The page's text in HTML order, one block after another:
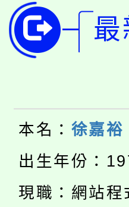
代理(課)
公告本
代理(課)
轉知中
《
程，歡
心理、
系所師
轉知苗
縣市「
踴躍報
桃園市
要點
「桃園
展演活
115年度
義教育
公告本
本名： 徐嘉裕
出生年份：
現職：網站程